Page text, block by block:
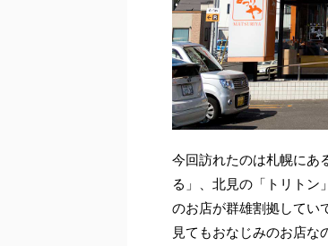
今回訪れたのは札幌にあ
る」、北見の「トリトン
のお店が群雄割拠してい
見てもおなじみのお店な